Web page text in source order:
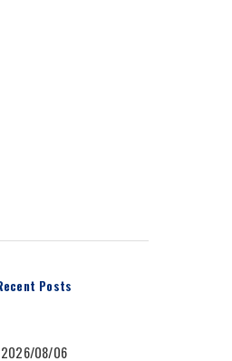
Posts
2026/08/06